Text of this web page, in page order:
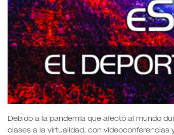
Debido a la pandemia que afectó al mundo
clases a la virtualidad, con videoconferencias